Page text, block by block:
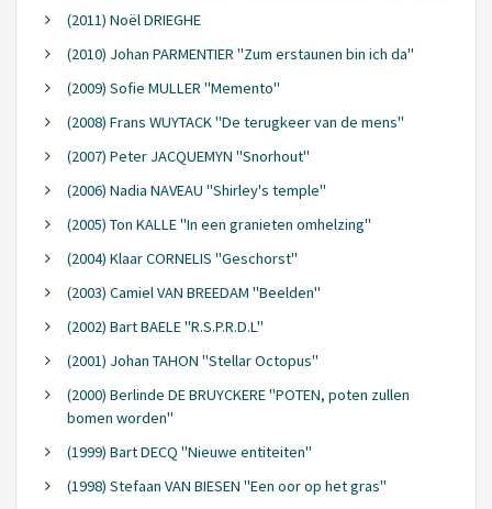
(2011) Noël DRIEGHE
(2010) Johan PARMENTIER "Zum erstaunen bin ich da"
(2009) Sofie MULLER "Memento"
(2008) Frans WUYTACK "De terugkeer van de mens"
(2007) Peter JACQUEMYN "Snorhout"
(2006) Nadia NAVEAU "Shirley's temple"
(2005) Ton KALLE "In een granieten omhelzing"
(2004) Klaar CORNELIS "Geschorst"
(2003) Camiel VAN BREEDAM "Beelden"
(2002) Bart BAELE "R.S.P.R.D.L"
(2001) Johan TAHON "Stellar Octopus"
(2000) Berlinde DE BRUYCKERE "POTEN, poten zullen
bomen worden"
(1999) Bart DECQ "Nieuwe entiteiten"
(1998) Stefaan VAN BIESEN "Een oor op het gras"